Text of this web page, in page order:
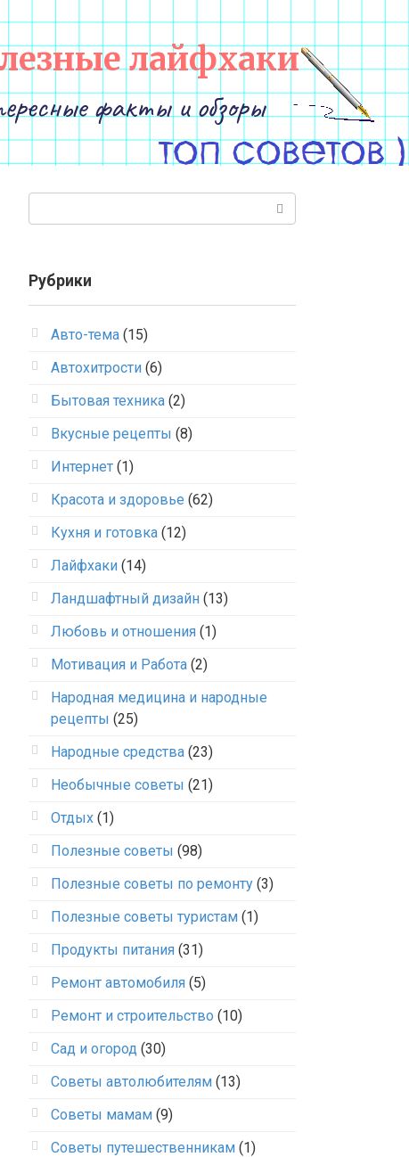
лайфхаки
факты и обзоры
Рубрики
Авто-тема (15)
Автохитрости (6)
Бытовая техника (2)
Вкусные рецепты (8)
Интернет (1)
Красота и здоровье (62)
Кухня и готовка (12)
Лайфхаки (14)
Ландшафтный дизайн (13)
Любовь и отношения (1)
Мотивация и Работа (2)
Народная медицина и народные
рецепты (25)
Народные средства (23)
Необычные советы (21)
Отдых (1)
Полезные советы (98)
Полезные советы по ремонту (3)
Полезные советы туристам (1)
Продукты питания (31)
Ремонт автомобиля (5)
Ремонт и строительство (10)
Сад и огород (30)
Советы автолюбителям (13)
Советы мамам (9)
Советы путешественникам (1)